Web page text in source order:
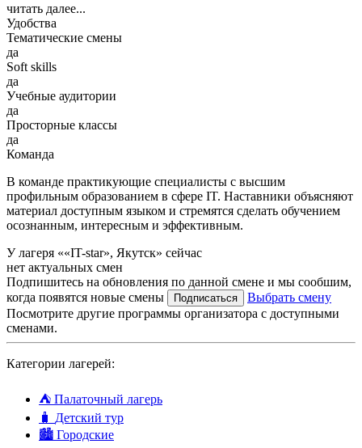
читать далее...
Удобства
Тематические смены
да
Soft skills
да
Учебные аудитории
да
Просторные классы
да
Команда
В команде практикующие специалисты с высшим
профильным образованием в сфере IT. Наставники объясняют
материал доступным языком и стремятся сделать обучением
осознанным, интересным и эффективным.
У лагеря ««IT-star», Якутск» сейчас
нет актуальных смен
Подпишитесь на обновления по данной смене и мы сообшим,
когда появятся новые смены
Подписаться
Выбрать смену
Посмотрите другие программы организатора с доступными
сменами.
Категории лагерей:
⛺ Палаточный лагерь
🧳 Детский тур
🏙️ Городские